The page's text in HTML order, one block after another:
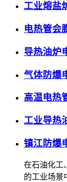
工业熔盐
电热管会
导热油炉
气体防爆
高温电热
工业导热
镇江防爆
在石油化工
的工业场景